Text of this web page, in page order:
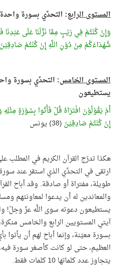
المستوى الرابع: التحدِّي بسورة
وَإِنْ كُنْتُمْ فِي رَيْبٍ مِمَّا نَزَّلْنَا عَلَى عَبْدِنَا
شُهَدَاءَكُمْ مِنْ دُوْنِ اللَّهِ إِنْ كُنْتُمْ صَادِقِيْنَ
المستوى الخامس: التحدِّي بسورة
يستطيعون
أَمْ يَقُوْلُوْنَ افْتَرَاهُ قُلْ فَأْتُوا بِسُوْرَةٍ
إِنْ كُنْتُمْ صَادِقِيْنَ (38) يونس
هكذا تدرّج القرآن الكريم في المطلب
ارتقى في التحدِّي الذي استقر عند
طويلة، مفتراة أو صادقة. وقد أباح
والمعاندين له أن يدعوا لمعاونتهم
يستطيعون دعوته سوى اللَّه عزّ وجلّ!
آيتي المستويين الرابع والخامس
بسورة معيّنة، وإنما أباح لهم أن
العظيم، حتى لو كانت كأصغر سورة
يتجاوز عدد كلماتها 10 كلمات فقط.